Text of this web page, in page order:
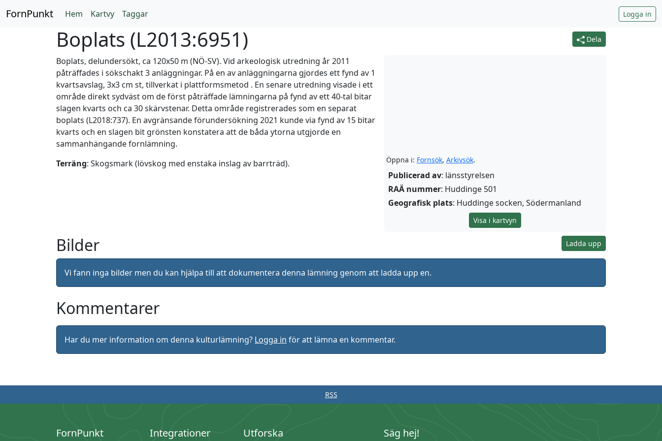
FornPunkt Hem Kartvy Taggar Logga in
Dela
Boplats (L2013:6951)
Öppna i: Fornsök, Arkivsök.
Publicerad av: länsstyrelsen
RAÄ nummer: Huddinge 501
Geografisk plats: Huddinge socken, Södermanland
Visa i kartvyn
Boplats, delundersökt, ca 120x50 m (NÖ-SV). Vid arkeologisk utredning år 2011
påträffades i sökschakt 3 anläggningar. På en av anläggningarna gjordes ett fynd av 1
kvartsavslag, 3x3 cm st, tillverkat i plattformsmetod . En senare utredning visade i ett
område direkt sydväst om de först påträffade lämningarna på fynd av ett 40-tal bitar
slagen kvarts och ca 30 skärvstenar. Detta område registrerades som en separat
boplats (L2018:737). En avgränsande förundersökning 2021 kunde via fynd av 15 bitar
kvarts och en slagen bit grönsten konstatera att de båda ytorna utgjorde en
sammanhängande fornlämning.
Terräng: Skogsmark (lövskog med enstaka inslag av barrträd).
Ladda upp
Bilder
Vi fann inga bilder men du kan hjälpa till att dokumentera denna lämning genom att ladda upp en.
Kommentarer
Har du mer information om denna kulturlämning? Logga in för att lämna en kommentar.
RSS
FornPunkt Integrationer Utforska Säg hej!